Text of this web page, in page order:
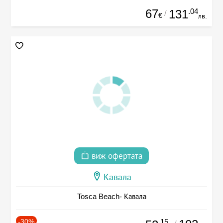
67€ / 131.04
лв.
виж офертата
Кавала
Tosca Beach- Кавала
-30%